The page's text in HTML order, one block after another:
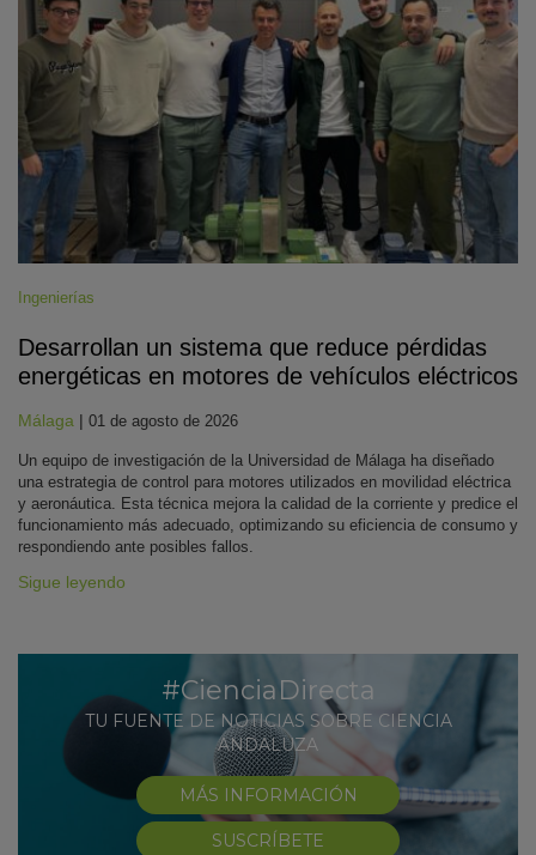
Ingenierías
Desarrollan un sistema que reduce pérdidas
energéticas en motores de vehículos eléctricos
Málaga | 01 de agosto de 2026
Un equipo de investigación de la Universidad de Málaga ha diseñado
una estrategia de control para motores utilizados en movilidad eléctrica
y aeronáutica. Esta técnica mejora la calidad de la corriente y predice el
funcionamiento más adecuado, optimizando su eficiencia de consumo y
respondiendo ante posibles fallos.
Sigue leyendo
#CienciaDirecta
TU FUENTE DE NOTICIAS SOBRE CIENCIA
ANDALUZA
MÁS INFORMACIÓN
SUSCRÍBETE